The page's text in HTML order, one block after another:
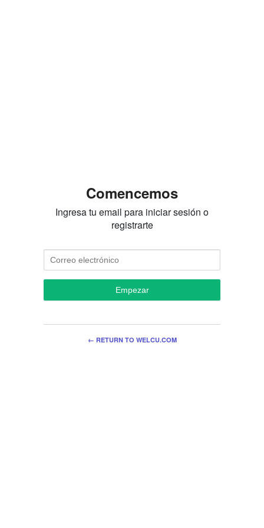
Comencemos
Ingresa tu email para iniciar sesión o
registrarte
Empezar
← RETURN TO WELCU.COM